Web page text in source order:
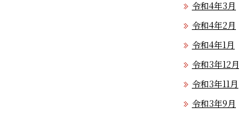
令和4年3月
令和4年2月
令和4年1月
令和3年12月
令和3年11月
令和3年9月